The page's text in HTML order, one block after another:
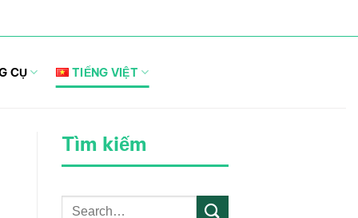
CỤ TIẾNG VIỆT
Tìm kiếm